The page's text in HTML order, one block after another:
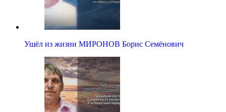
Ушёл из жизни МИРОНОВ Борис Семёнович